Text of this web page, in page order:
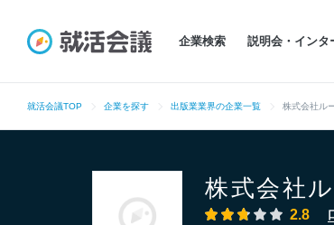
企業検索 説明会・インタ
就活会議TOP 企業を探す 出版業業界の企業一覧 株式会社ル
株式会社
2.8